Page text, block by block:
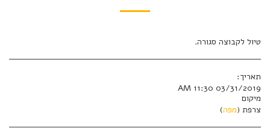
טיול לקבוצה סגורה.
תאריך:
03/31/2019 11:30 AM
מיקום
צרפת (מפה)